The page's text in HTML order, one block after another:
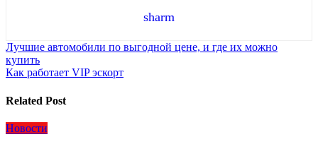
sharm
Навигация
по
Лучшие автомобили по выгодной цене, и где их можно
купить
Как работает VIP эскорт
Related Post
Новости